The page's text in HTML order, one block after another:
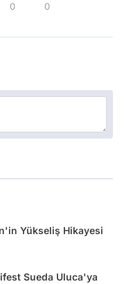
0 0
Yükseliş Hikayesi
Sueda Uluca'ya